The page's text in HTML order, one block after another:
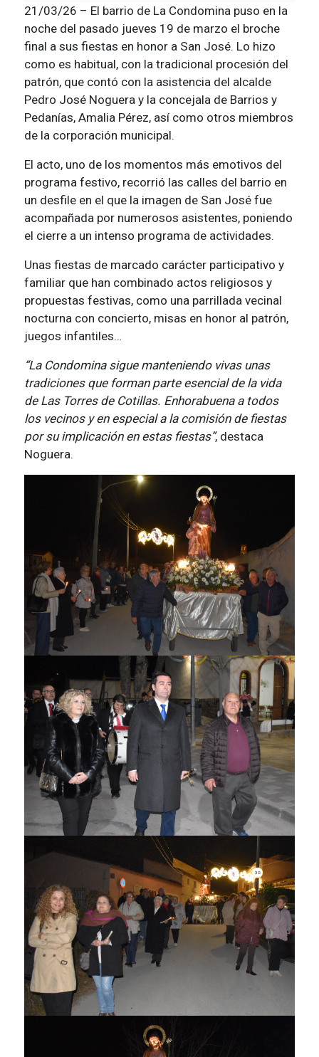
21/03/26 – El barrio de La Condomina puso en la
noche del pasado jueves 19 de marzo el broche
final a sus fiestas en honor a San José. Lo hizo
como es habitual, con la tradicional procesión del
patrón, que contó con la asistencia del alcalde
Pedro José Noguera y la concejala de Barrios y
Pedanías, Amalia Pérez, así como otros miembros
de la corporación municipal.
El acto, uno de los momentos más emotivos del
programa festivo, recorrió las calles del barrio en
un desfile en el que la imagen de San José fue
acompañada por numerosos asistentes, poniendo
el cierre a un intenso programa de actividades.
Unas fiestas de marcado carácter participativo y
familiar que han combinado actos religiosos y
propuestas festivas, como una parrillada vecinal
nocturna con concierto, misas en honor al patrón,
juegos infantiles…
“La Condomina sigue manteniendo vivas unas
tradiciones que forman parte esencial de la vida
de Las Torres de Cotillas. Enhorabuena a todos
los vecinos y en especial a la comisión de fiestas
por su implicación en estas fiestas”, destaca
Noguera.